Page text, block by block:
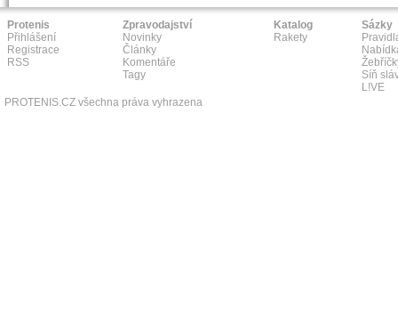
Protenis
Přihlášení
Registrace
RSS
Zpravodajství
Novinky
Články
Komentáře
Tagy
Katalog
Rakety
Sázky
Síň
L!VE
PROTENIS.CZ všechna práva vyhrazena